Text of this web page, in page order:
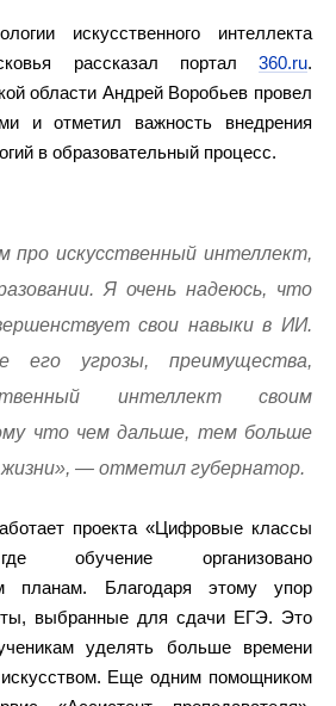
искусственного интеллекта
рассказал портал 360.ru.
области Андрей Воробьев провел
и отметил важность внедрения
в образовательный процесс.
про искусственный интеллект,
Я очень надеюсь, что
свои навыки в ИИ.
его угрозы, преимущества,
интеллект своим
что чем дальше, тем больше
— отметил губернатор.
проекта «Цифровые классы
обучение организовано
планам. Благодаря этому упор
выбранные для сдачи ЕГЭ. Это
уделять больше времени
Еще одним помощником